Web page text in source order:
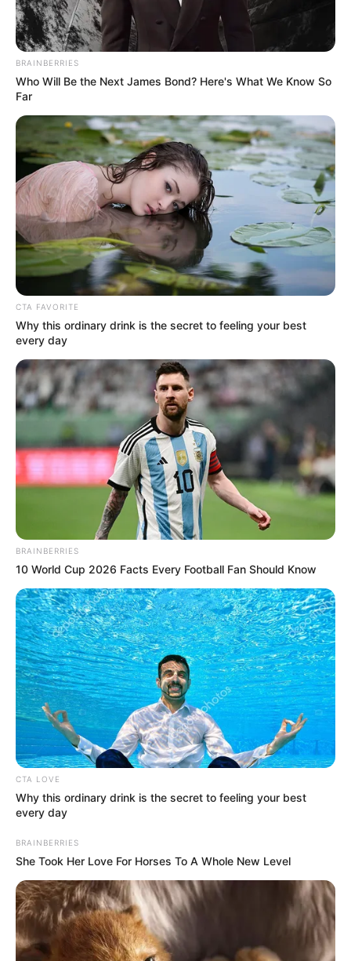
BRAINBERRIES
Who Will Be the Next James Bond? Here's What We Know So
Far
CTA FAVORITE
Why this ordinary drink is the secret to feeling your best
every day
BRAINBERRIES
10 World Cup 2026 Facts Every Football Fan Should Know
CTA LOVE
Why this ordinary drink is the secret to feeling your best
every day
BRAINBERRIES
She Took Her Love For Horses To A Whole New Level